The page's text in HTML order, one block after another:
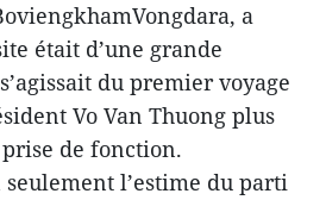
a
était d’une grande
du premier voyage
Vo Van Thuong plus
prise de fonction.
l’estime du parti